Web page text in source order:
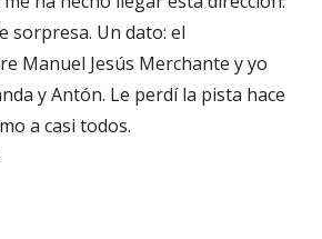
sorpresa. Un dato: el
Manuel Jesús Merchante y yo
y Antón. Le perdí la pista hace
a casi todos.